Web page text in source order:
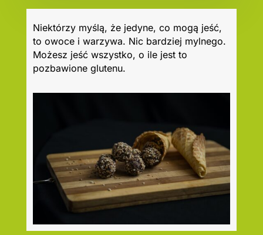
Niektórzy myślą, że jedyne, co mogą jeść,
to owoce i warzywa. Nic bardziej mylnego.
Możesz jeść wszystko, o ile jest to
pozbawione glutenu.